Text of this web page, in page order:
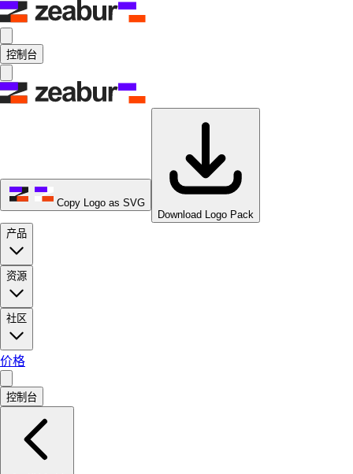
控制台
Copy Logo as SVG
Download Logo Pack
产品
资源
社区
价格
控制台